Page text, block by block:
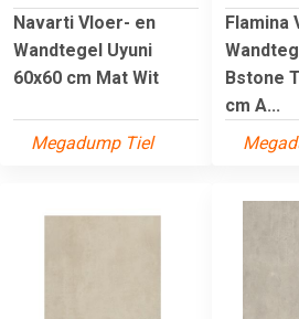
Navarti Vloer- en
Wandtegel Uyuni
60x60 cm Mat Wit
Megadump Tiel
Flamina
Bstone
cm A...